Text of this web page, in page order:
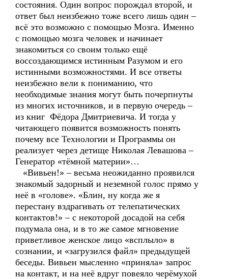
состояния. Один вопрос порождал второй, и
ответ был неизбежно тоже всего лишь один –
всё это возможно с помощью Мозга. Именно
с помощью мозга человек и начинает
знакомиться со своим только ещё
воссоздающимся истинным Разумом и его
истинными возможностями. И все ответы
неизбежно вели к пониманию, что
необходимые знания могут быть почерпнуты
из многих источников, и в первую очередь –
из книг Фёдора Дмитриевича. И тогда у
читающего появится возможность понять
почему все Технологии и Программы он
реализует через детище Николая Левашова –
Генератор «тёмной материи»…
«Вивьен!» – весьма неожиданно проявился
знакомый задорный и неземной голос прямо у
неё в «голове». «Блин, ну когда же я
перестану вздрагивать от телепатических
контактов!» – с некоторой досадой на себя
подумала она, и в то же самое мгновение
приветливое женское лицо «всплыло» в
сознании, и «загрузился файл» предыдущей
беседы. Вивьен мысленно «приняла» запрос
на контакт, и на неё вдруг повеяло черёмухой